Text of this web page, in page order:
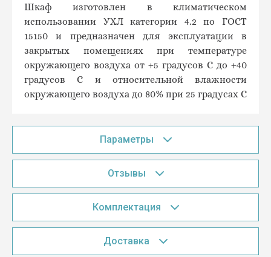
Шкаф изготовлен в климатическом
использовании УХЛ категории 4.2 по ГОСТ
15150 и предназначен для эксплуатации в
закрытых помещениях при температуре
окружающего воздуха от +5 градусов C до +40
градусов С и относительной влажности
окружающего воздуха до 80% при 25 градусах С
Параметры
Отзывы
Комплектация
Доставка